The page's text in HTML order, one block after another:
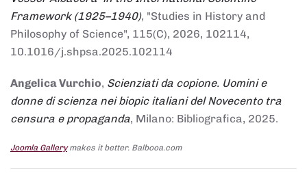
Framework (1925–1940), "Studies in History and
Philosophy of Science", 115(C), 2026, 102114,
10.1016/j.shpsa.2025.102114
Angelica Vurchio, Scienziati da copione. Uomini e
donne di scienza nei biopic italiani del Novecento tra
censura e propaganda, Milano: Bibliografica, 2025.
Joomla Gallerymakes it better. Balbooa.com